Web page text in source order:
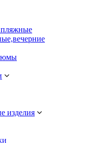
изделия